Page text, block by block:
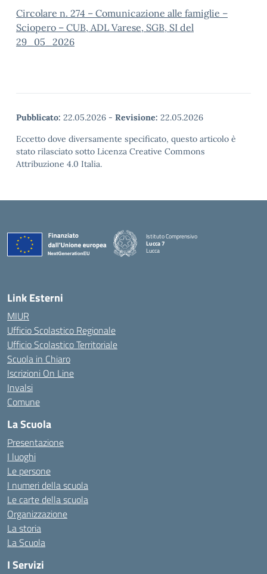
Circolare n. 274 – Comunicazione alle famiglie –
Sciopero – CUB, ADL Varese, SGB, SI del
29_05_2026
Pubblicato: 22.05.2026 - Revisione: 22.05.2026
Eccetto dove diversamente specificato, questo articolo è
stato rilasciato sotto Licenza Creative Commons
Attribuzione 4.0 Italia.
Istituto Comprensivo
Lucca 7
Lucca
Link Esterni
MIUR
Ufficio Scolastico Regionale
Ufficio Scolastico Territoriale
Scuola in Chiaro
Iscrizioni On Line
Invalsi
Comune
La Scuola
Presentazione
I luoghi
Le persone
I numeri della scuola
Le carte della scuola
Organizzazione
La storia
La Scuola
I Servizi